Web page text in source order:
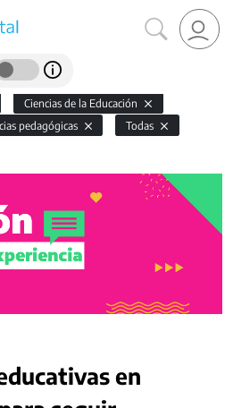
Ciencias de la Educación
pedagógicas
Todas
en